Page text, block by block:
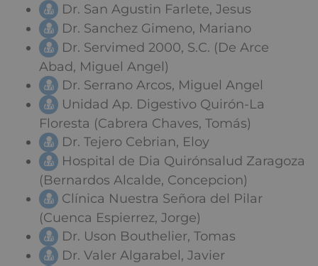
Dr. San Agustin Farlete, Jesus
Dr. Sanchez Gimeno, Mariano
Dr. Servimed 2000, S.C. (De Arce
Abad, Miguel Angel)
Dr. Serrano Arcos, Miguel Angel
Unidad Ap. Digestivo Quirón-La
Floresta (Cabrera Chaves, Tomás)
Dr. Tejero Cebrian, Eloy
Hospital de Dia Quirónsalud Zaragoza
(Bernardos Alcalde, Concepcion)
Clínica Nuestra Señora del Pilar
(Cuenca Espierrez, Jorge)
Dr. Uson Bouthelier, Tomas
Dr. Valer Algarabel, Javier